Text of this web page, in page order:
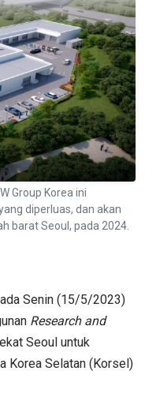
Group Korea ini
diperluas, dan akan
barat Seoul, pada 2024.
Senin (15/5/2023)
Research and
Seoul untuk
Korea Selatan (Korsel)